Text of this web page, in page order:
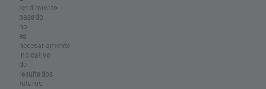
rendimiento
pasado
no
es
necesariamente
indicativo
de
resultados
futuros